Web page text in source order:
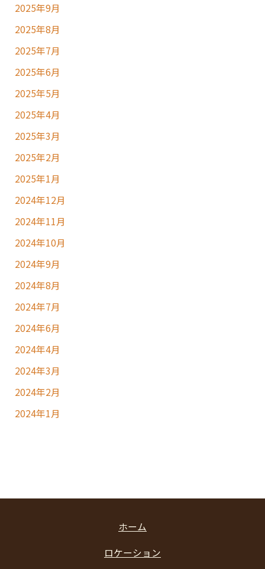
2025年9月
2025年8月
2025年7月
2025年6月
2025年5月
2025年4月
2025年3月
2025年2月
2025年1月
2024年12月
2024年11月
2024年10月
2024年9月
2024年8月
2024年7月
2024年6月
2024年4月
2024年3月
2024年2月
2024年1月
ホーム
ロケーション